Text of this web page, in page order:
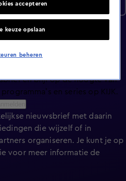
en blijf op de hoogte van
en series op KIJK.
nieuwsbrief met daarin
die wijzelf of in
organiseren. Je kunt je op
voor meer informatie de
accepteren
keuze opslaan
beheren